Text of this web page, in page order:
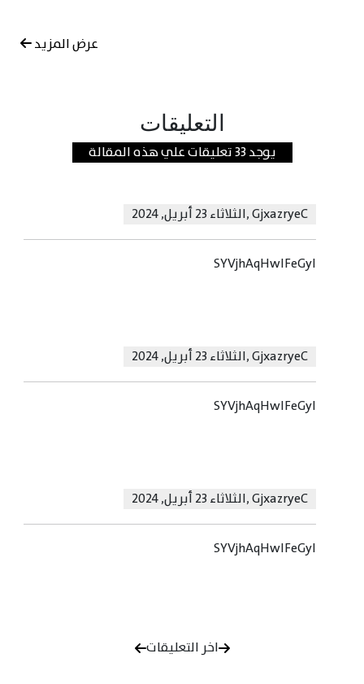
عرض المزيد
التعليقات
يوجد 33 تعليقات علي هذه المقالة
GjxazryeC
,الثلاثاء 23 أبريل, 2024
SYVjhAqHwIFeGyl
GjxazryeC
,الثلاثاء 23 أبريل, 2024
SYVjhAqHwIFeGyl
GjxazryeC
,الثلاثاء 23 أبريل, 2024
SYVjhAqHwIFeGyl
اخر التعليقات